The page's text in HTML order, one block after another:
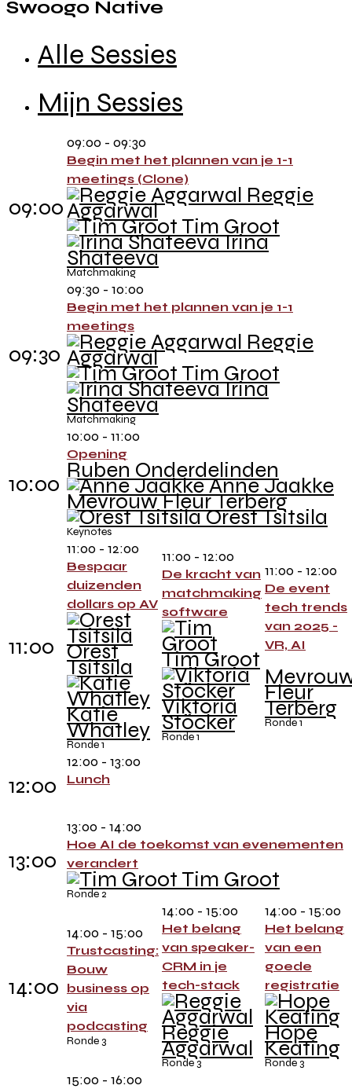
Swoogo Native
Alle Sessies
Mijn Sessies
09:00
09:00 - 09:30
Begin met het plannen van je 1-1
meetings (Clone)
Reggie
Aggarwal
Tim Groot
Irina
Shateeva
Matchmaking
09:30
09:30 - 10:00
Begin met het plannen van je 1-1
meetings
Reggie
Aggarwal
Tim Groot
Irina
Shateeva
Matchmaking
10:00
10:00 - 11:00
Opening
Ruben Onderdelinden
Anne Jaakke
Mevrouw Fleur Terberg
Orest Tsitsila
Keynotes
11:00
11:00 - 12:00
Bespaar
duizenden
dollars op AV
Orest
Tsitsila
Katie
Whatley
Ronde 1
11:00 - 12:00
De kracht van
matchmaking
software
Tim Groot
Viktoria
Stöcker
Ronde 1
11:00 - 12:00
De event
tech trends
van 2025 -
VR, AI
Fleur
Terberg
Ronde 1
12:00
12:00 - 13:00
Lunch
13:00
13:00 - 14:00
Hoe AI de toekomst van evenementen
verandert
Tim Groot
Ronde 2
14:00
14:00 - 15:00
Trustcasting:
Bouw
business op
via
podcasting
Ronde 3
14:00 - 15:00
Het belang
van speaker-
CRM in je
tech-stack
Reggie
Aggarwal
Ronde 3
14:00 - 15:00
Het belang
van een
goede
registratie
Hope
Keating
Ronde 3
15:00 - 16:00